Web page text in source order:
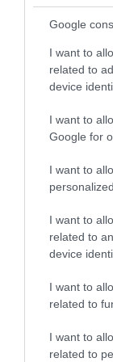
Google
I want to
related to
device
I want to
Google for
I want to
I want to
related to
device
I want to
related to
I want to
related to